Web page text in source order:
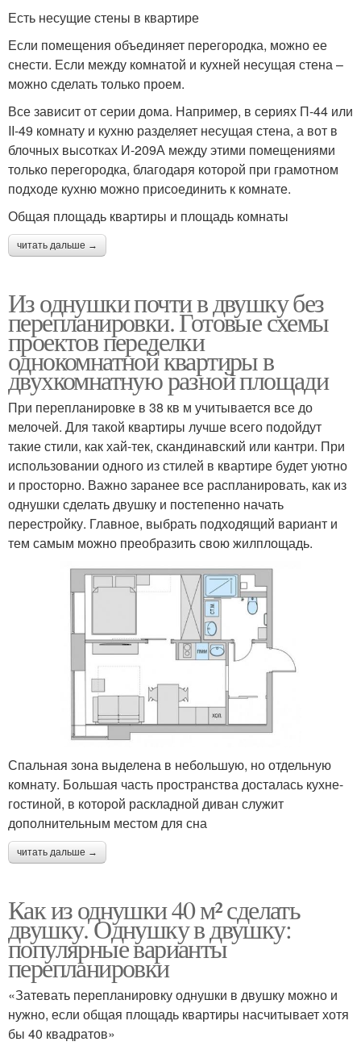
Есть несущие стены в квартире
Если помещения объединяет перегородка, можно ее
снести. Если между комнатой и кухней несущая стена –
можно сделать только проем.
Все зависит от серии дома. Например, в сериях П-44 или
II-49 комнату и кухню разделяет несущая стена, а вот в
блочных высотках И-209А между этими помещениями
только перегородка, благодаря которой при грамотном
подходе кухню можно присоединить к комнате.
Общая площадь квартиры и площадь комнаты
читать дальше →
Из однушки почти в двушку без
перепланировки. Готовые схемы
проектов переделки
однокомнатной квартиры в
двухкомнатную разной площади
При перепланировке в 38 кв м учитывается все до
мелочей. Для такой квартиры лучше всего подойдут
такие стили, как хай-тек, скандинавский или кантри. При
использовании одного из стилей в квартире будет уютно
и просторно. Важно заранее все распланировать, как из
однушки сделать двушку и постепенно начать
перестройку. Главное, выбрать подходящий вариант и
тем самым можно преобразить свою жилплощадь.
Спальная зона выделена в небольшую, но отдельную
комнату. Большая часть пространства досталась кухне-
гостиной, в которой раскладной диван служит
дополнительным местом для сна
читать дальше →
Как из однушки 40 м² сделать
двушку. Однушку в двушку:
популярные варианты
перепланировки
«Затевать перепланировку однушки в двушку можно и
нужно, если общая площадь квартиры насчитывает хотя
бы 40 квадратов»